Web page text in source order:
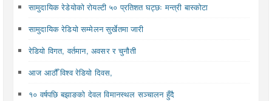
सामुदायिक रेडेयोको रोयल्टी ५० प्रतिशत घट्छः मन्त्री बास्कोटा
सामुदायिक रेडियो सम्मेलन सुर्खेतमा जारी
रेडियो विगत, वर्तमान, अवसर र चुनौती
आज आठौँ विश्व रेडियो दिवस,
१० वर्षपछि बझाङको देवल विमानस्थल सञ्चालन हुँदै